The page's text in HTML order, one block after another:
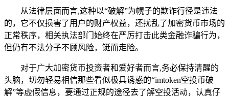
从法律层面而言,这种以“破解”为幌子的欺诈行径是违法
的，它不仅损害了用户的财产权益，还扰乱了加密货币市场的
正常秩序，相关执法部门始终在严厉打击此类金融诈骗行为，
但仍有不法分子不顾风险，铤而走险。
对于广大加密货币投资者和爱好者而言,务必保持清醒的
头脑，切勿轻易相信那些看似极具诱惑的“imtoken空投币破
解”等虚假信息，要通过正规的途径去了解空投活动，认真仔